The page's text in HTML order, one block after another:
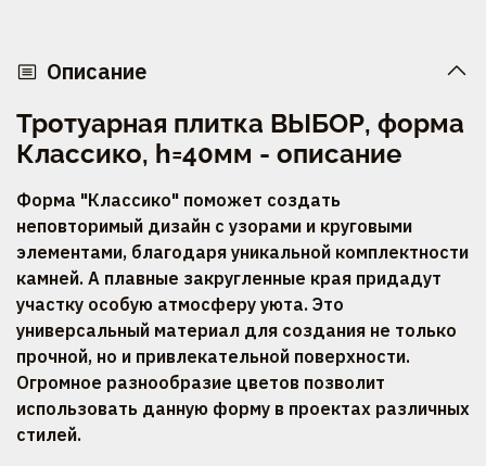
Описание
Тротуарная плитка ВЫБОР, форма
Классико, h=40мм - описание
Форма "Классико" поможет создать
неповторимый дизайн с узорами и круговыми
элементами, благодаря уникальной комплектности
камней. А плавные закругленные края придадут
участку особую атмосферу уюта. Это
универсальный материал для создания не только
прочной, но и привлекательной поверхности.
Огромное разнообразие цветов позволит
использовать данную форму в проектах различных
стилей.